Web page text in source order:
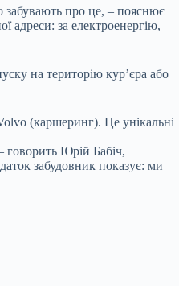
забувають про це, – пояснює
адреси: за електроенергію,
на територію кур’єра або
(каршеринг). Це унікальні
говорить Юрій Бабіч,
забудовник показує: ми